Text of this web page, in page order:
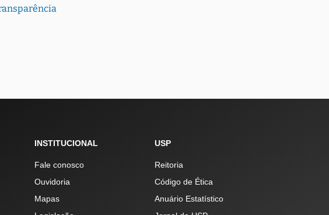
INSTITUCIONAL
Fale conosco
Ouvidoria
Mapas
USP
Reitoria
Código de Ética
Anuário Estatístico